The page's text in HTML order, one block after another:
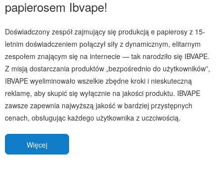
papierosem Ibvape!
Doświadczony zespół zajmujący się produkcją e papierosy z 15-
letnim doświadczeniem połączył siły z dynamicznym, elitarnym
zespołem znającym się na internecie — tak narodziło się IBVAPE.
Z misją dostarczania produktów „bezpośrednio do użytkowników”,
IBVAPE wyeliminowało wszelkie zbędne kroki i nieskuteczną
reklamę, aby skupić się wyłącznie na jakości produktu. IBVAPE
zawsze zapewnia najwyższą jakość w bardziej przystępnych
cenach, obsługując każdego użytkownika z uczciwością.
Więcej